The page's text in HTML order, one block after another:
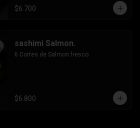
$6.700
sashimi Salmon.
6 Cortes de Salmon fresco.
$6.800